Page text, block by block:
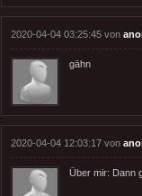
2020-04-04 03:25:45 von
gähn
2020-04-04 12:03:17 von
Über mir: Dann